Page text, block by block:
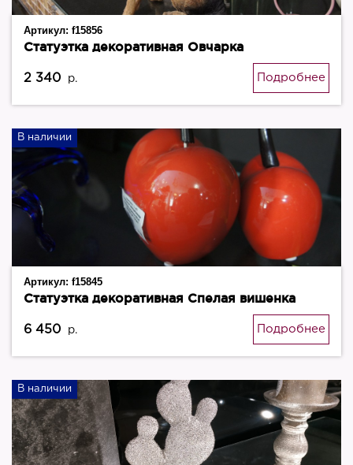
Артикул: f15856
Статуэтка декоративная Овчарка
2 340 р. Подробнее
В наличии
Артикул: f15845
Статуэтка декоративная Спелая вишенка
6 450 р. Подробнее
В наличии